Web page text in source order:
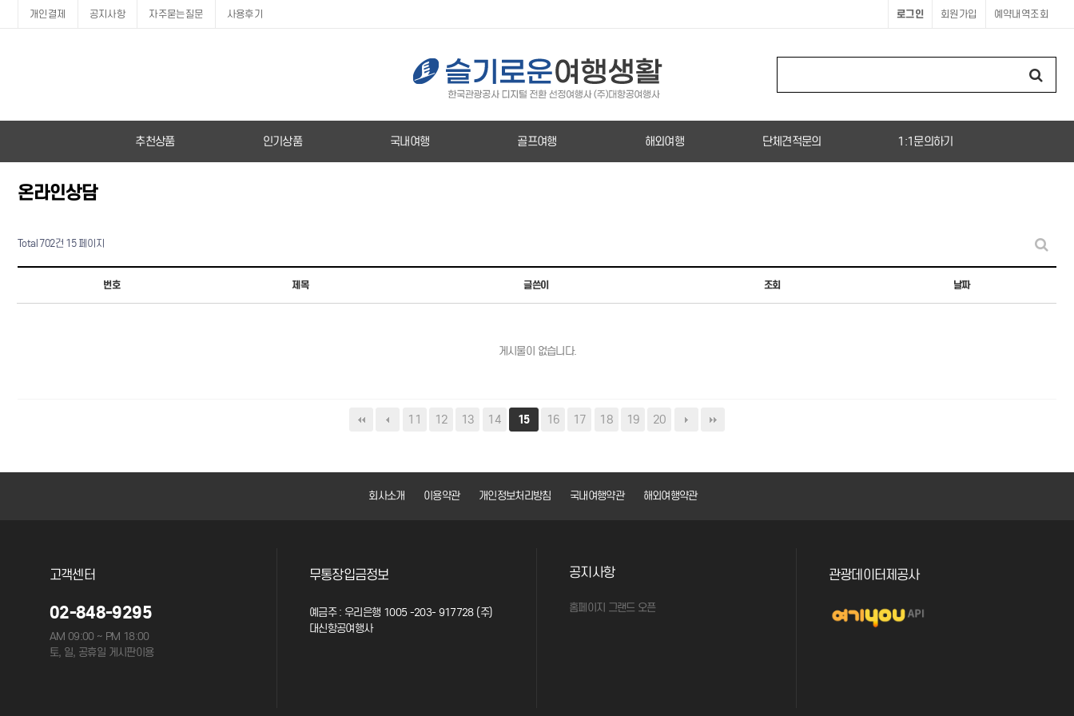
개인결제 공지사항 자주묻는질문 사용후기 예약내역조회
회원가입
로그인
추천상품 인기상품 국내여행 골프여행 해외여행 단체견적문의 1:1문의하기
온라인상담
Total 702건 15 페이지
번호 제목 글쓴이 조회 날짜
게시물이 없습니다.
11 12 13 14 15 16 17 18 19 20
회사소개 이용약관 개인정보처리방침 국내여행약관 해외여행약관
고객센터
02-848-9295
AM 09:00 ~ PM 18:00
토, 일, 공휴일 게시판이용
무통장입금정보
예금주 : 우리은행 1005 -203- 917728 (주)
대신항공여행사
공지사항
홈페이지 그랜드 오픈
관광데이터제공사